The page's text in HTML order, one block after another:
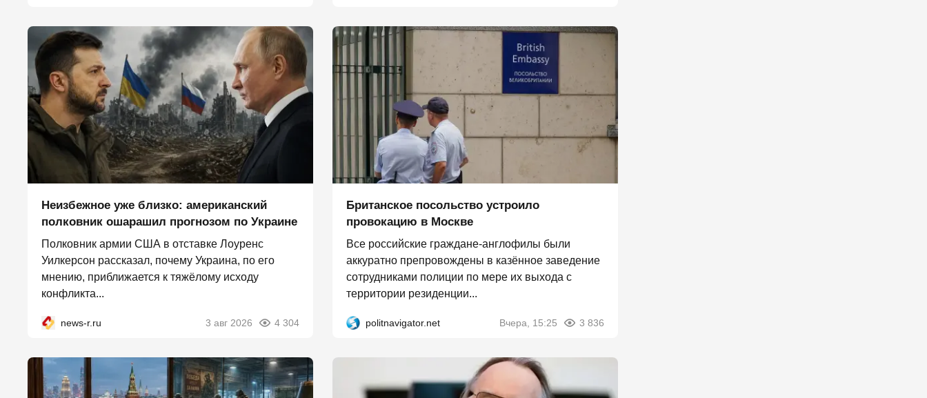
Неизбежное уже близко: американский
полковник ошарашил прогнозом по Украине
Полковник армии США в отставке Лоуренс
Уилкерсон рассказал, почему Украина, по его
мнению, приближается к тяжёлому исходу
конфликта...
news-r.ru 3 авг 2026 4 304
Британское посольство устроило
провокацию в Москве
Все российские граждане-англофилы были
аккуратно препровождены в казённое заведение
сотрудниками полиции по мере их выхода с
территории резиденции...
politnavigator.net Вчера, 15:25 3 836